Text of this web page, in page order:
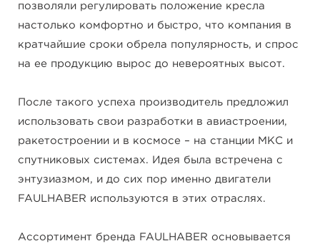
позволяли регулировать положение кресла
настолько комфортно и быстро, что компания в
кратчайшие сроки обрела популярность, и спрос
на ее продукцию вырос до невероятных высот.
После такого успеха производитель предложил
использовать свои разработки в авиастроении,
ракетостроении и в космосе – на станции МКС и
спутниковых системах. Идея была встречена с
энтузиазмом, и до сих пор именно двигатели
FAULHABER используются в этих отраслях.
Ассортимент бренда FAULHABER основывается